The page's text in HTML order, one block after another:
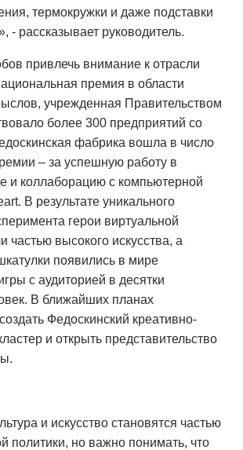
термокружки и даже подставки
- рассказывает руководитель.
привлечь внимание к отрасли
премия в области
учрежденная Правительством
более 300 предприятий со
фабрика вошла в число
– за успешную работу в
и коллаборацию с компьютерной
В результате уникального
герои виртуальной
частью высокого искусства, а
появились в мире
с аудиторией в десятки
В ближайших планах
Федоскинский креативно-
и открыть представительство
и искусство становятся частью
политики, но важно понимать, что